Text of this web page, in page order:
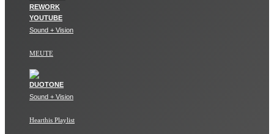
Sound + Vision
MEUTE
Sound + Vision
Hearthis Playlist